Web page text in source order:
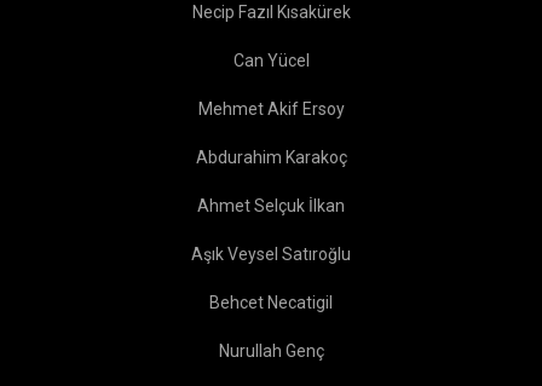
Necip Fazıl Kısakürek
Can Yücel
Mehmet Akif Ersoy
Abdurahim Karakoç
Ahmet Selçuk İlkan
Aşık Veysel Satıroğlu
Behcet Necatigil
Nurullah Genç